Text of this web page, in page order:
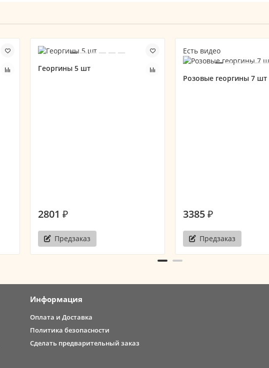
Георгины 5 шт
2801 ₽
Предзаказ
Есть видео
Розовые георгины 7 шт
3385 ₽
Предзаказ
Информация
Оплата и Доставка
Политика безопасности
Сделать предварительный заказ